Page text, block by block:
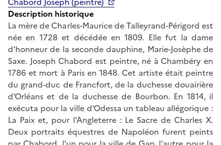
Description historique
La mère de Charles-Maurice de Talleyrand-Périgord est
née en 1728 et décédée en 1809. Elle fut la dame
d'honneur de la seconde dauphine, Marie-Josèphe de
Saxe. Joseph Chabord est peintre, né à Chambéry en
1786 et mort à Paris en 1848. Cet artiste était peintre
du grand-duc de Francfort, de la duchesse douairière
d'Orléans et de la duchesse de Bourbon. En 1814, il
exécuta pour la ville d'Odessa un tableau allégorique :
La Paix et, pour l'Angleterre : Le Sacre de Charles X.
Deux portraits équestres de Napoléon furent peints